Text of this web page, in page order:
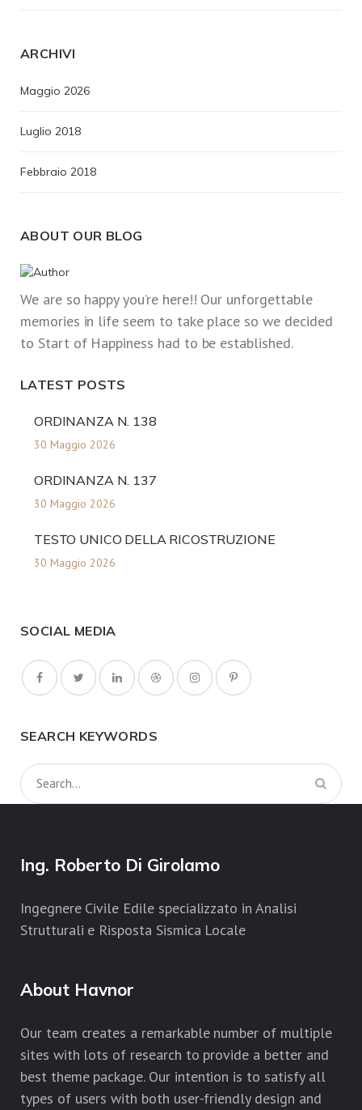
ARCHIVI
Maggio 2026
Luglio 2018
Febbraio 2018
ABOUT OUR BLOG
We are so happy you’re here!! Our unforgettable
memories in life seem to take place so we decided
to Start of Happiness had to be established.
LATEST POSTS
ORDINANZA N. 138
30 Maggio 2026
ORDINANZA N. 137
30 Maggio 2026
TESTO UNICO DELLA RICOSTRUZIONE
30 Maggio 2026
SOCIAL MEDIA
SEARCH KEYWORDS
Ing. Roberto Di Girolamo
Ingegnere Civile Edile specializzato in Analisi
Strutturali e Risposta Sismica Locale
About Havnor
Our team creates a remarkable number of multiple
sites with lots of research to provide a better and
best theme package. Our intention is to satisfy all
types of users with both user-friendly design and